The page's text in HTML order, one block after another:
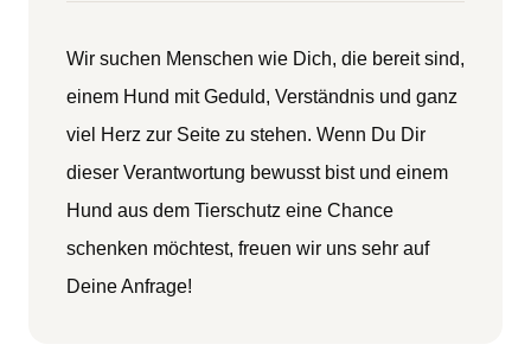
Wir suchen Menschen wie Dich, die bereit sind,
einem Hund mit Geduld, Verständnis und ganz
viel Herz zur Seite zu stehen. Wenn Du Dir
dieser Verantwortung bewusst bist und einem
Hund aus dem Tierschutz eine Chance
schenken möchtest, freuen wir uns sehr auf
Deine Anfrage!